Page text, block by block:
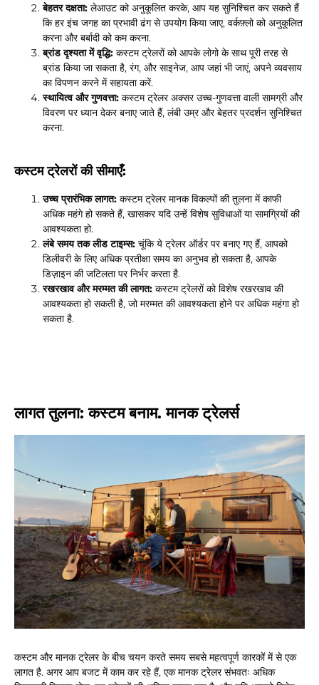
बेहतर दक्षता: लेआउट को अनुकूलित करके, आप यह सुनिश्चित कर सकते हैं
कि हर इंच जगह का प्रभावी ढंग से उपयोग किया जाए, वर्कफ़्लो को अनुकूलित
करना और बर्बादी को कम करना.
ब्रांड दृश्यता में वृद्धि: कस्टम ट्रेलरों को आपके लोगो के साथ पूरी तरह से
ब्रांड किया जा सकता है, रंग, और साइनेज, आप जहां भी जाएं, अपने व्यवसाय
का विपणन करने में सहायता करें.
स्थायित्व और गुणवत्ता: कस्टम ट्रेलर अक्सर उच्च-गुणवत्ता वाली सामग्री और
विवरण पर ध्यान देकर बनाए जाते हैं, लंबी उम्र और बेहतर प्रदर्शन सुनिश्चित
करना.
कस्टम ट्रेलरों की सीमाएँ:
उच्च प्रारंभिक लागत: कस्टम ट्रेलर मानक विकल्पों की तुलना में काफी
अधिक महंगे हो सकते हैं, खासकर यदि उन्हें विशेष सुविधाओं या सामग्रियों की
आवश्यकता हो.
लंबे समय तक लीड टाइम्स: चूंकि ये ट्रेलर ऑर्डर पर बनाए गए हैं, आपको
डिलीवरी के लिए अधिक प्रतीक्षा समय का अनुभव हो सकता है, आपके
डिज़ाइन की जटिलता पर निर्भर करता है.
रखरखाव और मरम्मत की लागत: कस्टम ट्रेलरों को विशेष रखरखाव की
आवश्यकता हो सकती है, जो मरम्मत की आवश्यकता होने पर अधिक महंगा हो
सकता है.
लागत तुलना: कस्टम बनाम. मानक ट्रेलर्स
कस्टम और मानक ट्रेलर के बीच चयन करते समय सबसे महत्वपूर्ण कारकों में से एक
लागत है. अगर आप बजट में काम कर रहे हैं, एक मानक ट्रेलर संभवतः अधिक